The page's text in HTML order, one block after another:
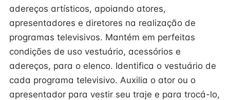
adereços artísticos, apoiando atores,
apresentadores e diretores na realização de
programas televisivos. Mantém em perfeitas
condições de uso vestuário, acessórios e
adereços, para o elenco. Identifica o vestuário de
cada programa televisivo. Auxilia o ator ou o
apresentador para vestir seu traje e para trocá-lo,